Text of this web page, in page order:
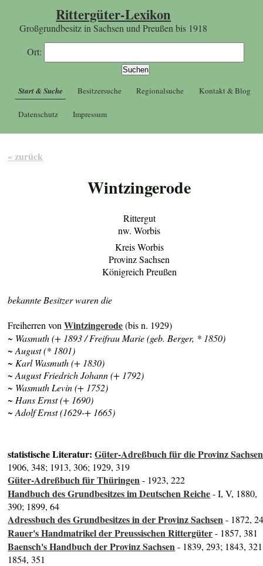
Rittergüter-Lexikon
Großgrundbesitz in Sachsen und Preußen bis 1918
Ort:
Start & Suche Besitzersuche Regionalsuche Kontakt & Blog
Datenschutz Impressum
« zurück
Wintzingerode
Rittergut
nw. Worbis
Kreis Worbis
Provinz Sachsen
Königreich Preußen
bekannte Besitzer waren die
Freiherren vonWintzingerode(bis n. 1929)
~ Wasmuth (+ 1893 / Freifrau Marie (geb. Berger, * 1850)
~ August (* 1801)
~ Karl Wasmuth (+ 1830)
~ August Friedrich Johann (+ 1792)
~ Wasmuth Levin (+ 1752)
~ Hans Ernst (+ 1690)
~ Adolf Ernst (1629-+ 1665)
statistische Literatur:Güter-Adreßbuch für die Provinz Sachsen
1906, 348; 1913, 306; 1929, 319
Güter-Adreßbuch für Thüringen- 1923, 222
Handbuch des Grundbesitzes im Deutschen Reiche- I, V, 1880,
390; 1899, 64
Adressbuch des Grundbesitzes in der Provinz Sachsen- 1872,
Rauer's Handmatrikel der Preussischen Rittergüter- 1857, 381
Baensch's Handbuch der Provinz Sachsen- 1839, 293; 1843,
1854, 351